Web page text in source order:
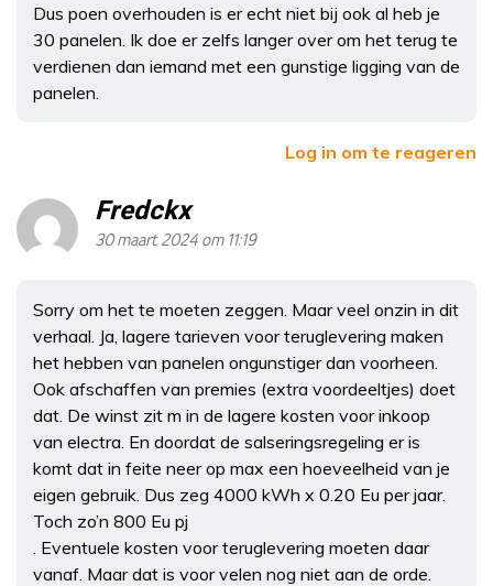
Dus poen overhouden is er echt niet bij ook al heb je
30 panelen. Ik doe er zelfs langer over om het terug te
verdienen dan iemand met een gunstige ligging van de
panelen.
Log in om te reageren
Fredckx
30 maart 2024 om 11:19
Sorry om het te moeten zeggen. Maar veel onzin in dit
verhaal. Ja, lagere tarieven voor teruglevering maken
het hebben van panelen ongunstiger dan voorheen.
Ook afschaffen van premies (extra voordeeltjes) doet
dat. De winst zit m in de lagere kosten voor inkoop
van electra. En doordat de salseringsregeling er is
komt dat in feite neer op max een hoeveelheid van je
eigen gebruik. Dus zeg 4000 kWh x 0.20 Eu per jaar.
Toch zo’n 800 Eu pj
. Eventuele kosten voor teruglevering moeten daar
vanaf. Maar dat is voor velen nog niet aan de orde.